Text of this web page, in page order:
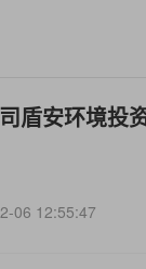
盾安环境投
06 12:55:47